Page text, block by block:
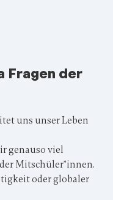
Fragen der
uns unser Leben
genauso viel
Mitschüler*innen.
oder globaler